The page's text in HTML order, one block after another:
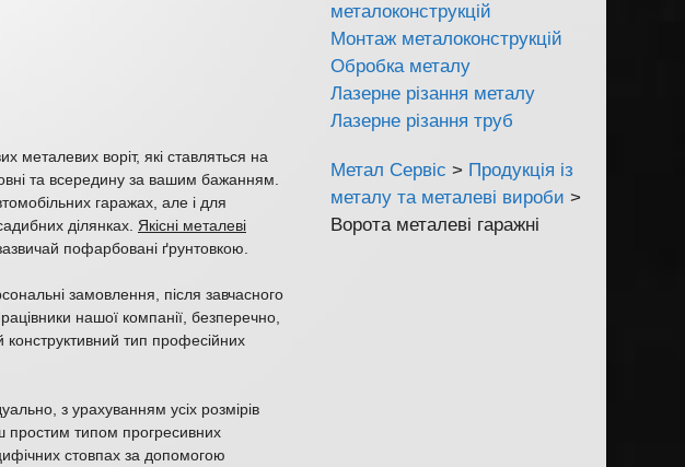
металевих воріт, які ставляться на
та всередину за вашим бажанням.
гаражах, але і для
ділянках. Якісні металеві
пофарбовані ґрунтовкою.
замовлення, після завчасного
нашої компанії, безперечно,
тип професійних
з урахуванням усіх розмірів
простим типом прогресивних
стовпах за допомогою
металоконструкцій
Монтаж металоконструкцій
Обробка металу
Лазерне різання металу
Лазерне різання труб
Метал Сервіс > Продукція із
металу та металеві вироби >
Ворота металеві гаражні